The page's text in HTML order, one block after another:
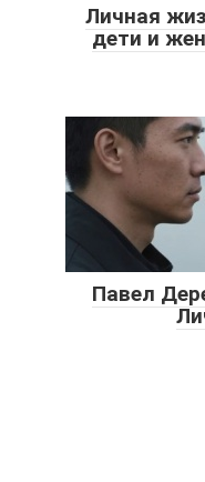
Личная
дети и
Павел